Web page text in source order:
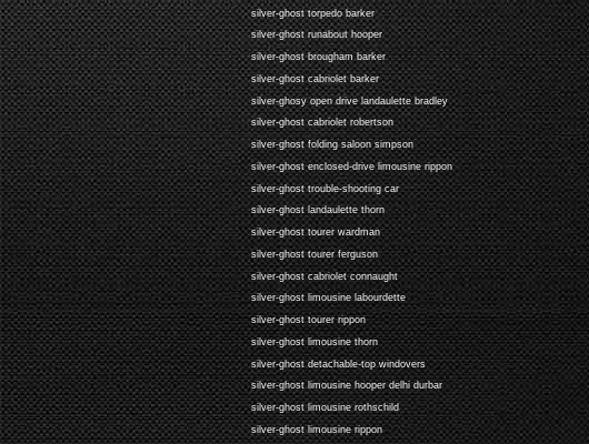
silver-ghost torpedo barker
silver-ghost runabout hooper
silver-ghost brougham barker
silver-ghost cabriolet barker
silver-ghosy open drive landaulette bradley
silver-ghost cabriolet robertson
silver-ghost folding saloon simpson
silver-ghost enclosed-drive limousine rippon
silver-ghost trouble-shooting car
silver-ghost landaulette thorn
silver-ghost tourer wardman
silver-ghost tourer ferguson
silver-ghost cabriolet connaught
silver-ghost limousine labourdette
silver-ghost tourer rippon
silver-ghost limousine thorn
silver-ghost detachable-top windovers
silver-ghost limousine hooper delhi durbar
silver-ghost limousine rothschild
silver-ghost limousine rippon